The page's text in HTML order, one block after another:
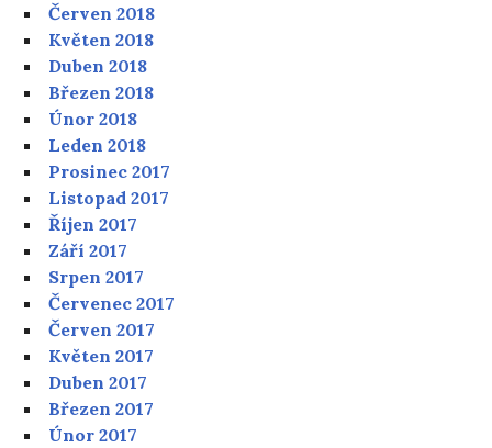
Červen 2018
Květen 2018
Duben 2018
Březen 2018
Únor 2018
Leden 2018
Prosinec 2017
Listopad 2017
Říjen 2017
Září 2017
Srpen 2017
Červenec 2017
Červen 2017
Květen 2017
Duben 2017
Březen 2017
Únor 2017